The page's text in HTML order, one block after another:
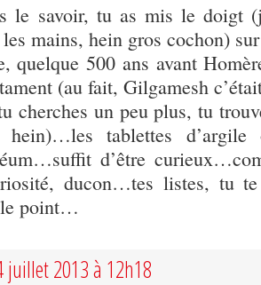
le savoir, tu as mis le doigt
les mains, hein gros cochon)
quelque 500 ans avant
(au fait, Gilgamesh
cherches un peu plus, tu
hein)…les tablettes d’argile
d’être
ducon…tes listes, tu
point…
juillet 2013 à 12h18